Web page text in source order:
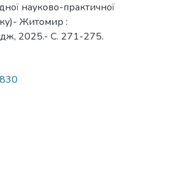
науково-практичної
Житомир :
2025.- С. 271-275.